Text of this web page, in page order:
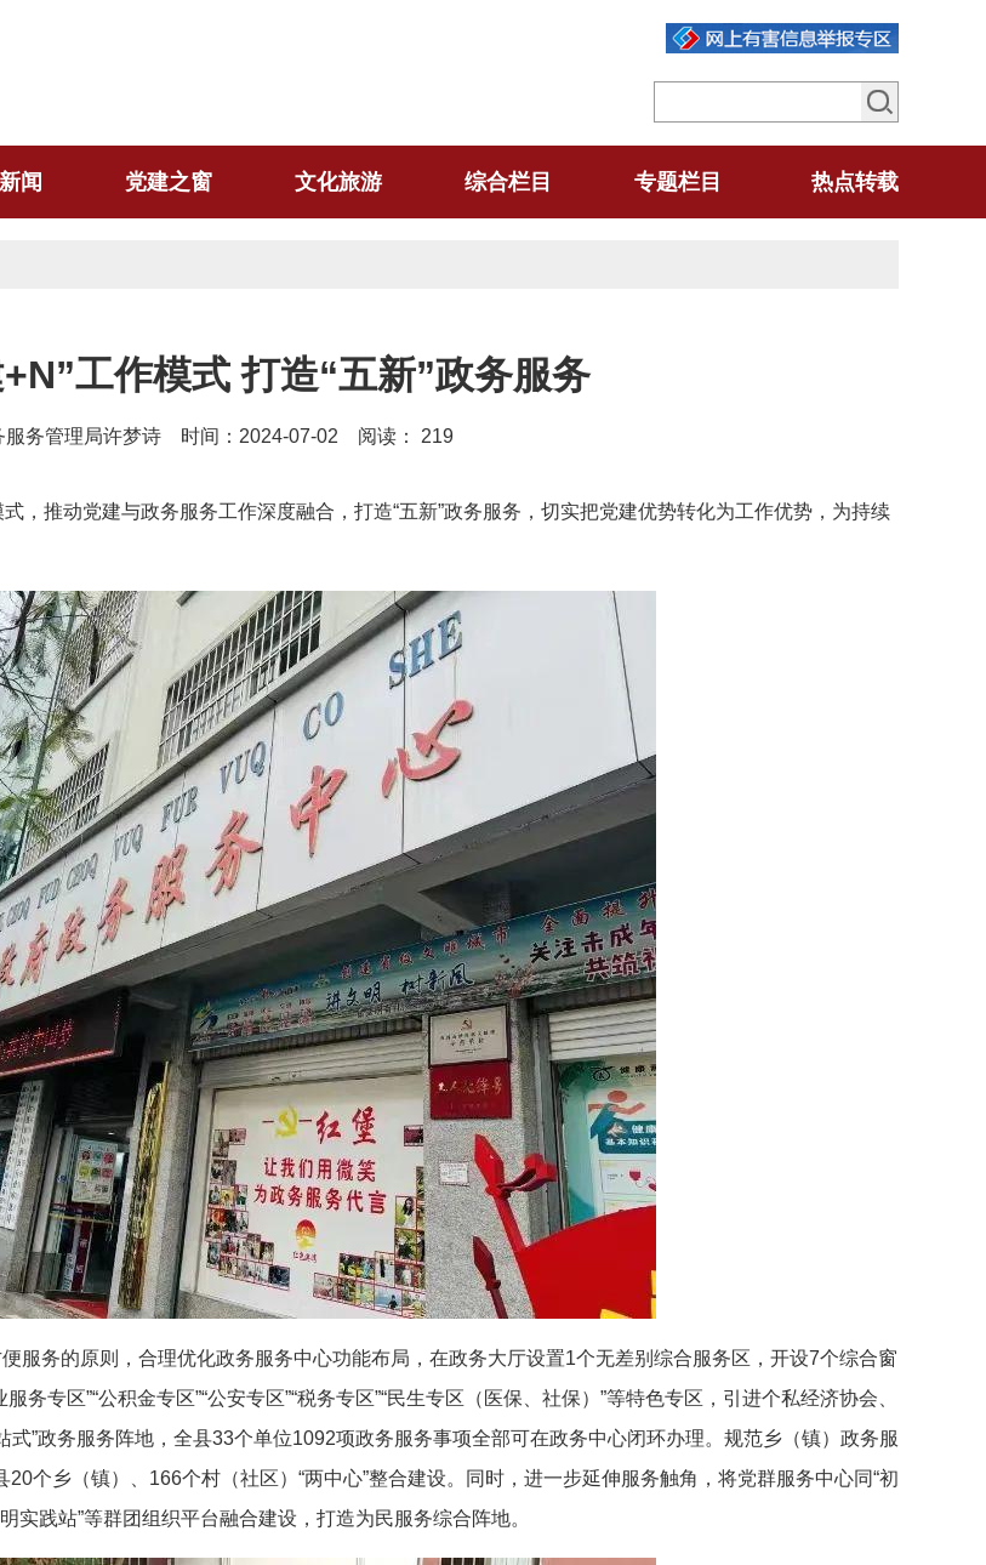
闻 党建之窗 文化旅游 综合栏目 专题栏目 热点转载
工作模式 打造“五新”政务服务
服务管理局许梦诗 时间：2024-07-02 阅读： 219
，推动党建与政务服务工作深度融合，打造“五新”政务服务，切实把党建优势转化为工作优势，为持续
服务的原则，合理优化政务服务中心功能布局，在政务大厅设置1个无差别综合服务区，开设7个综合窗
专区”“公积金专区”“公安专区”“税务专区”“民生专区（医保、社保）”等特色专区，引进个私经济协会、
”政务服务阵地，全县33个单位1092项政务服务事项全部可在政务中心闭环办理。规范乡（镇）政务服
个乡（镇）、166个村（社区）“两中心”整合建设。同时，进一步延伸服务触角，将党群服务中心同“初
实践站”等群团组织平台融合建设，打造为民服务综合阵地。